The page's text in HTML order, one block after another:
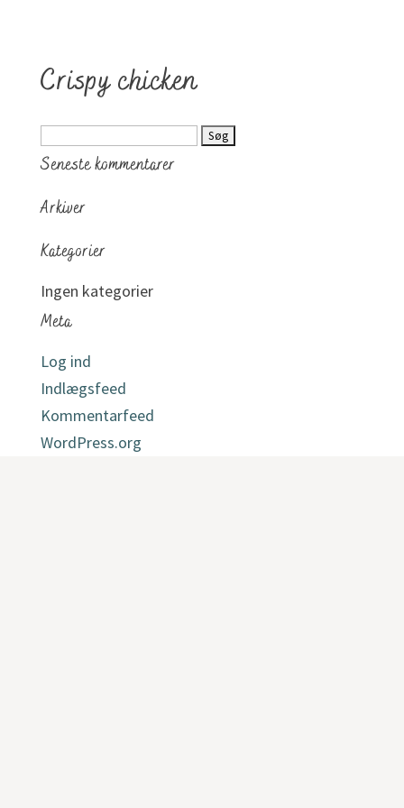
Crispy chicken
Søg
efter:
Seneste kommentarer
Arkiver
Kategorier
Ingen kategorier
Meta
Log ind
Indlægsfeed
Kommentarfeed
WordPress.org